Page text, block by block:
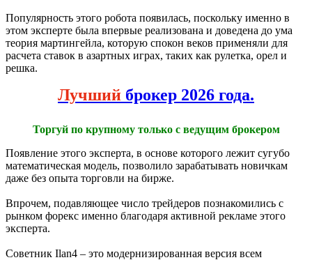
Популярность этого робота появилась, поскольку именно в
этом эксперте была впервые реализована и доведена до ума
теория мартингейла, которую спокон веков применяли для
расчета ставок в азартных играх, таких как рулетка, орел и
решка.
Лучший брокер 2026 года.
Торгуй по крупному только с ведущим брокером
Появление этого эксперта, в основе которого лежит сугубо
математическая модель, позволило зарабатывать новичкам
даже без опыта торговли на бирже.
Впрочем, подавляющее число трейдеров познакомились с
рынком форекс именно благодаря активной рекламе этого
эксперта.
Советник Ilan4 – это модернизированная версия всем